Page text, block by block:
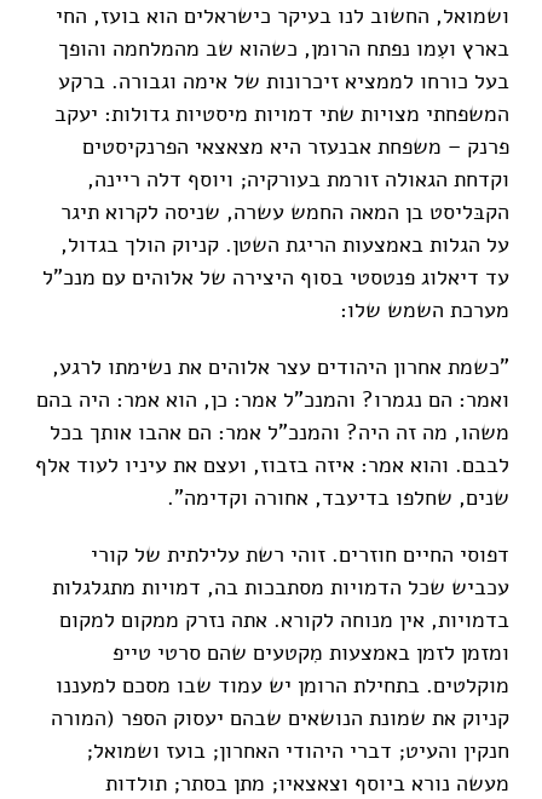
ושמואל, החשוב לנו בעיקר כישראלים הוא בועז, החי
בארץ ועִמו נפתח הרומן, כשהוא שב מהמלחמה והופך
בעל כורחו לממציא זיכרונות של אימה וגבורה. ברקע
המשפחתי מצויות שתי דמויות מיסטיות גדולות: יעקב
פרנק – משפחת אבנעזר היא מצאצאי הפרנקיסטים
וקדחת הגאולה זורמת בעורקיה; ויוסף דלה ריינה,
הקבּליסט בן המאה החמש עשרה, שניסה לקרוא תיגר
על הגלות באמצעות הריגת השטן. קניוק הולך בגדול,
עד דיאלוג פנטסטי בסוף היצירה של אלוהים עם מנכ"ל
מערכת השמש שלו:
"כשמת אחרון היהודים עצר אלוהים את נשימתו לרגע,
ואמר: הם נגמרו? והמנכ"ל אמר: כן, הוא אמר: היה בהם
משהו, מה זה היה? והמנכ"ל אמר: הם אהבו אותך בכל
לבבם. והוא אמר: איזה בזבוז, ועצם את עיניו לעוד אלף
שנים, שחלפו בדיעבד, אחורה וקדימה".
דפוסי החיים חוזרים. זוהי רשת עלילתית של קורי
עכביש שכל הדמויות מסתבכות בה, דמויות מתגלגלות
בדמויות, אין מנוחה לקורא. אתה נזרק ממקום למקום
ומזמן לזמן באמצעות מִקטעים שהם סרטי טייפ
מוקלטים. בתחילת הרומן יש עמוד שבו מסכם למעננו
קניוק את שמונת הנושאים שבהם יעסוק הספר (המורה
חנקין והעיט; דברי היהודי האחרון; בועז ושמואל;
מעשה נורא ביוסף וצאצאיו; מתן בסתר; תולדות